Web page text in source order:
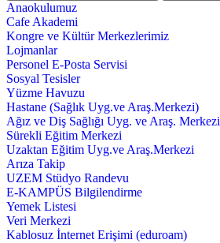
Anaokulumuz
Cafe Akademi
Kongre ve Kültür Merkezlerimiz
Lojmanlar
Personel E-Posta Servisi
Sosyal Tesisler
Yüzme Havuzu
Hastane (Sağlık Uyg.ve Araş.Merkezi)
Ağız ve Diş Sağlığı Uyg. ve Araş. Merkezi
Sürekli Eğitim Merkezi
Uzaktan Eğitim Uyg.ve Araş.Merkezi
Arıza Takip
UZEM Stüdyo Randevu
E-KAMPÜS Bilgilendirme
Yemek Listesi
Veri Merkezi
Kablosuz İnternet Erişimi (eduroam)